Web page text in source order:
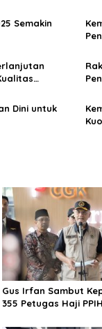
Semakin
Dini untuk
Gus Irfan Sambut
355 Petugas Haji